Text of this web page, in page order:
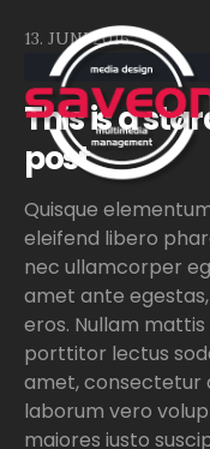
This is a
post
Quisque
eleifend libero
nec ullamcorper
amet ante
eros. Nullam
porttitor lectus
amet, consectetur
laborum vero
maiores iusto
13. JUNI 2016